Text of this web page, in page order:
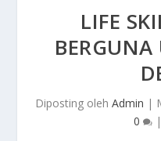
LIFE
Diposting oleh Admin |
0
|